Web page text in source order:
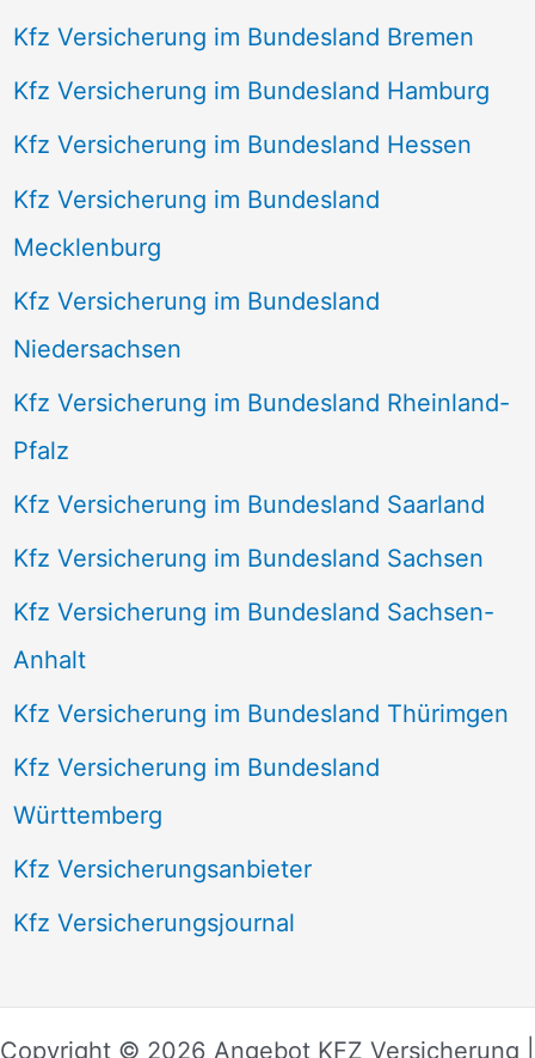
Kfz Versicherung im Bundesland Bremen
Kfz Versicherung im Bundesland Hamburg
Kfz Versicherung im Bundesland Hessen
Kfz Versicherung im Bundesland
Mecklenburg
Kfz Versicherung im Bundesland
Niedersachsen
Kfz Versicherung im Bundesland Rheinland-
Pfalz
Kfz Versicherung im Bundesland Saarland
Kfz Versicherung im Bundesland Sachsen
Kfz Versicherung im Bundesland Sachsen-
Anhalt
Kfz Versicherung im Bundesland Thürimgen
Kfz Versicherung im Bundesland
Württemberg
Kfz Versicherungsanbieter
Kfz Versicherungsjournal
Copyright © 2026 Angebot KFZ Versicherung |